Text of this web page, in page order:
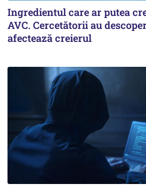
Ingredientul care ar putea
AVC. Cercetătorii au
afectează creierul